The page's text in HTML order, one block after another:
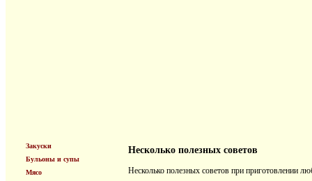
Закуски
Бульоны и супы
Мясо
Несколько полезных советов
Несколько полезных советов при приготовлении